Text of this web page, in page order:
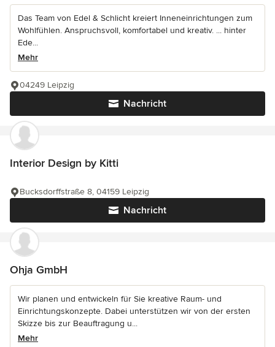
Das Team von Edel & Schlicht kreiert Inneneinrichtungen zum
Wohlfühlen. Anspruchsvoll, komfortabel und kreativ. ... hinter
Ede...
Mehr
Nachricht
04249 Leipzig
Interior Design by Kitti
Nachricht
Bucksdorffstraße 8, 04159 Leipzig
Ohja GmbH
Wir planen und entwickeln für Sie kreative Raum- und
Einrichtungskonzepte. Dabei unterstützen wir von der ersten
Skizze bis zur Beauftragung u...
Mehr